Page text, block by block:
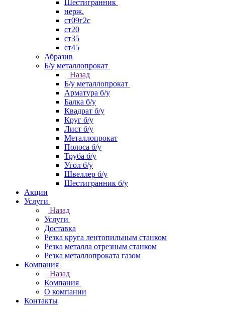
Шестигранник
нерж.
ст09г2с
ст20
ст35
ст45
Абразив
Б/у металлопрокат
Назад
Б/у металлопрокат
Арматура б/у
Балка б/у
Квадрат б/у
Круг б/у
Лист б/у
Металлопрокат
Полоса б/у
Труба б/у
Угол б/у
Швеллер б/у
Шестигранник б/у
Акции
Услуги
Назад
Услуги
Доставка
Резка круга лентопильным станком
Резка металла отрезным станком
Резка металлопроката газом
Компания
Назад
Компания
О компании
Контакты